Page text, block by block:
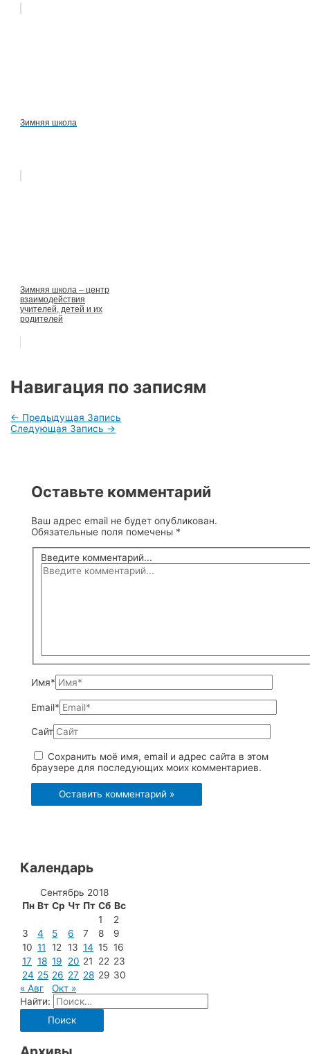
Зимняя школа
Зимняя школа – центр
взаимодействия
учителей, детей и их
родителей
Навигация по записям
← Предыдущая Запись
Следующая Запись →
Оставьте комментарий
Ваш адрес email не будет опубликован.
Обязательные поля помечены *
Введите комментарий...
Имя*
Email*
Сайт
Сохранить моё имя, email и адрес сайта в этом
браузере для последующих моих комментариев.
Календарь
Сентябрь 2018
Пн Вт Ср Чт Пт Сб Вс
1
2
3
4 5 6 7 8
9
10 11 12 13 14 15 16
17 18 19 20 21 22 23
24 25 26 27 28 29 30
« Авг
Окт »
Найти: